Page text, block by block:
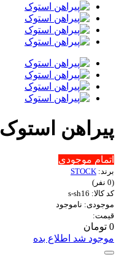
پیراهن استوک
اتمام موجودی
برند: STOCK
(0 نفر)
کد کالا: s-sh16
موجودی: ناموجود
قیمت:
0 تومان
موجود شد اطلاع بده